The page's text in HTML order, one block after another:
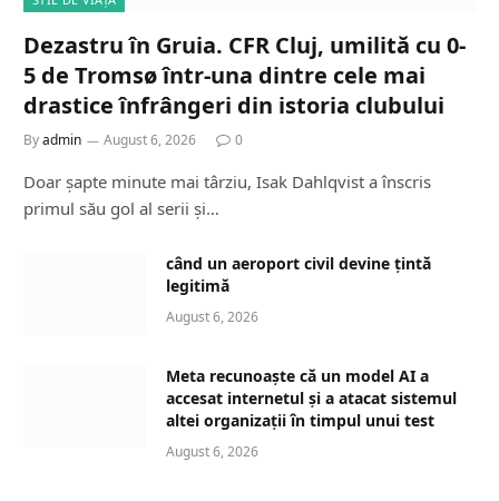
Dezastru în Gruia. CFR Cluj, umilită cu 0-
5 de Tromsø într-una dintre cele mai
drastice înfrângeri din istoria clubului
Byadmin August 6, 2026 0
Doar șapte minute mai târziu, Isak Dahlqvist a înscris
primul său gol al serii și…
când un aeroport civil devine țintă
legitimă
August 6, 2026
Meta recunoaște că un model AI a
accesat internetul și a atacat sistemul
altei organizații în timpul unui test
August 6, 2026